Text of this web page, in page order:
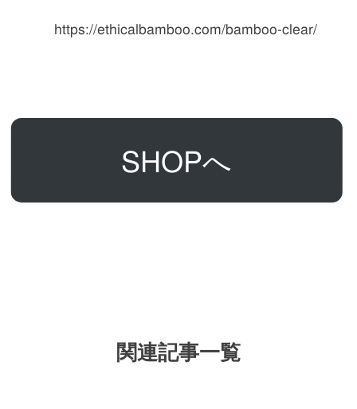
https://ethicalbamboo.com/bamboo-clear/
SHOPへ
関連記事一覧